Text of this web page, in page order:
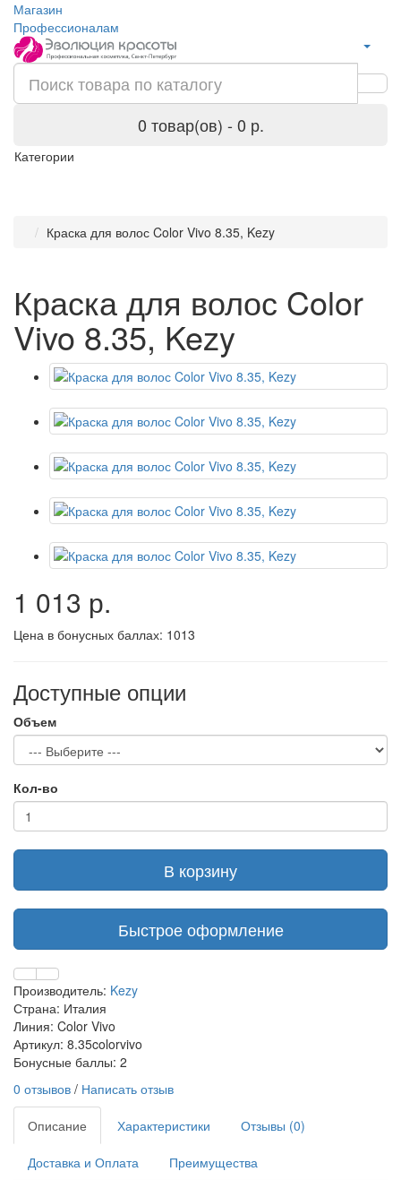
Магазин
Профессионалам
0 товар(ов) - 0 р.
Категории
Краска для волос Color Vivo 8.35, Kezy
Краска для волос Color
Vivo 8.35, Kezy
1 013 р.
Цена в бонусных баллах: 1013
Доступные опции
Объем
Кол-во
В корзину
Быстрое оформление
Производитель: Kezy
Страна: Италия
Линия: Color Vivo
Артикул: 8.35colorvivo
Бонусные баллы: 2
0 отзывов / Написать отзыв
Описание Характеристики Отзывы (0)
Доставка и Оплата
Преимущества